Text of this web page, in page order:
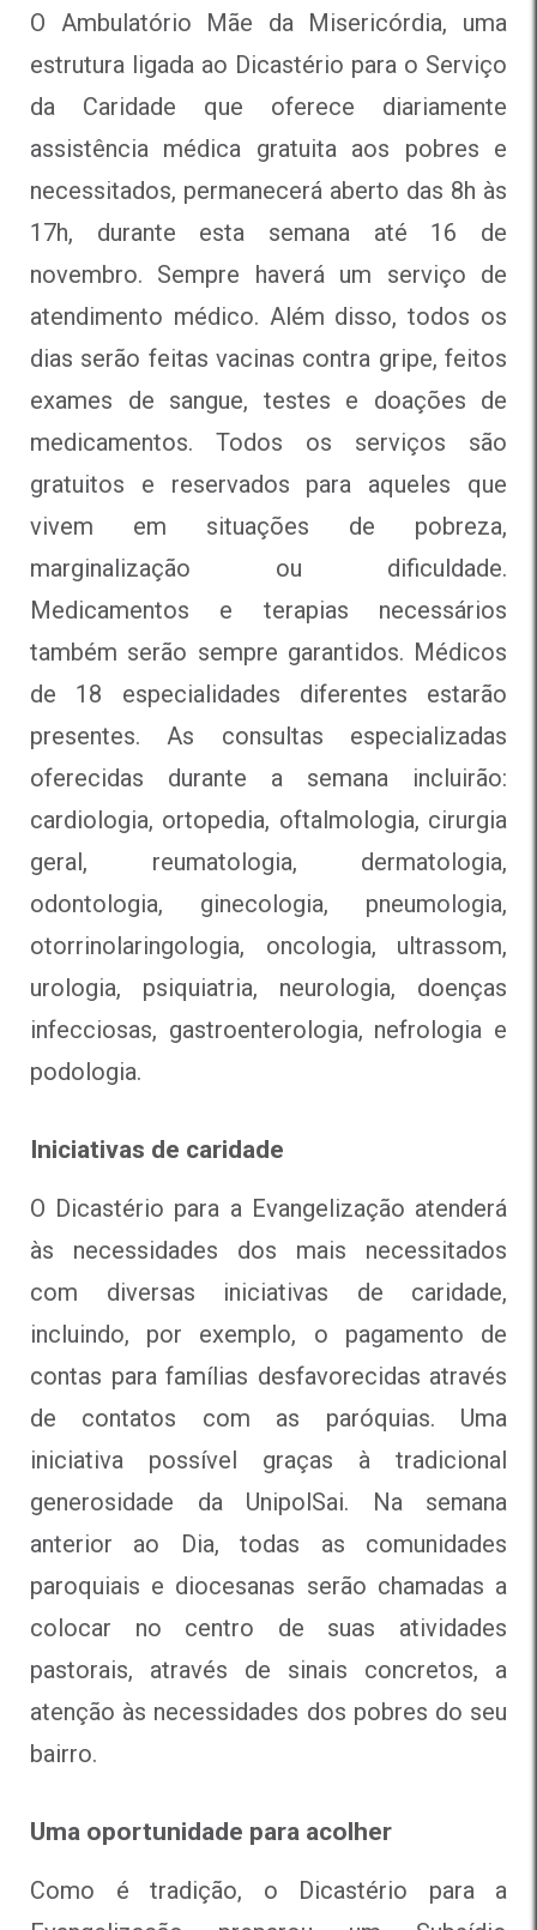
O Ambulatório Mãe da Misericórdia, uma
estrutura ligada ao Dicastério para o Serviço
da Caridade que oferece diariamente
assistência médica gratuita aos pobres e
necessitados, permanecerá aberto das 8h às
17h, durante esta semana até 16 de
novembro. Sempre haverá um serviço de
atendimento médico. Além disso, todos os
dias serão feitas vacinas contra gripe, feitos
exames de sangue, testes e doações de
medicamentos. Todos os serviços são
gratuitos e reservados para aqueles que
vivem em situações de pobreza,
marginalização ou dificuldade.
Medicamentos e terapias necessários
também serão sempre garantidos. Médicos
de 18 especialidades diferentes estarão
presentes. As consultas especializadas
oferecidas durante a semana incluirão:
cardiologia, ortopedia, oftalmologia, cirurgia
geral, reumatologia, dermatologia,
odontologia, ginecologia, pneumologia,
otorrinolaringologia, oncologia, ultrassom,
urologia, psiquiatria, neurologia, doenças
infecciosas, gastroenterologia, nefrologia e
podologia.
Iniciativas de caridade
O Dicastério para a Evangelização atenderá
às necessidades dos mais necessitados
com diversas iniciativas de caridade,
incluindo, por exemplo, o pagamento de
contas para famílias desfavorecidas através
de contatos com as paróquias. Uma
iniciativa possível graças à tradicional
generosidade da UnipolSai. Na semana
anterior ao Dia, todas as comunidades
paroquiais e diocesanas serão chamadas a
colocar no centro de suas atividades
pastorais, através de sinais concretos, a
atenção às necessidades dos pobres do seu
bairro.
Uma oportunidade para acolher
Como é tradição, o Dicastério para a